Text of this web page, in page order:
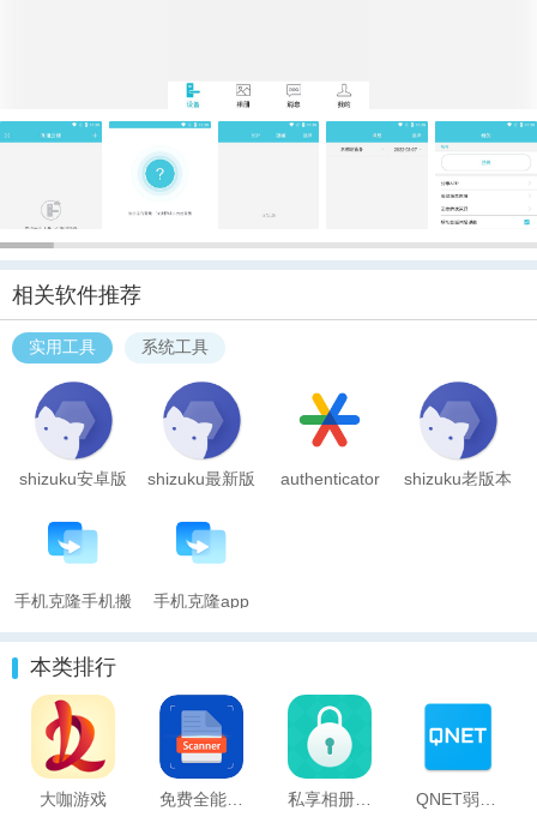
相关软件推荐
实用工具 系统工具
shizuku安卓版
shizuku最新版
authenticator shizuku老版本
手机克隆手机搬
家
手机克隆app
本类排行
大咖游戏